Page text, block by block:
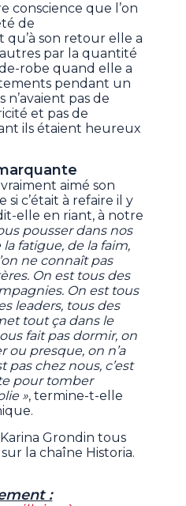
conscience que l’on
de
son retour elle a
par la quantité
robe quand elle a
pendant un
n’avaient pas de
et pas de
ils étaient heureux
aimé son
si c’était à refaire il y
elle en riant, à notre
pousser dans nos
fatigue, de la faim,
ne connaît pas
On est tous des
On est tous
leaders, tous des
tout ça dans le
fait pas dormir, on
ou presque, on n’a
pas chez nous, c’est
pour tomber
», termine-t-elle
Grondin tous
la chaîne Historia.
: